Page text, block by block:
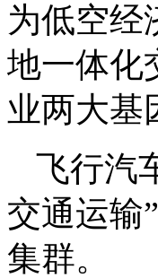
为低空经
地一体化
业两大基
飞行汽
交通运输
集群。